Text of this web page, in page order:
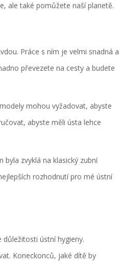
ale také pomůžete naší planetě.
Práce s ním je velmi snadná a
převezete na cesty a budete
mohou vyžadovat, abyste
abyste měli ústa lehce
zvyklá na klasický zubní
rozhodnutí pro mé ústní
ústní hygieny.
Koneckonců, jaké dítě by